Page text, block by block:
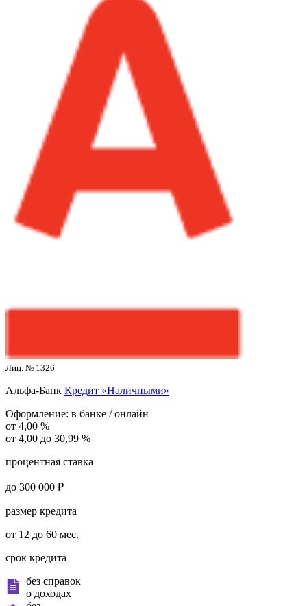
Лиц. № 1326
Альфа-Банк Кредит «Наличными»
Оформление: в банке / онлайн
от 4,00 %
от 4,00 до 30,99 %
процентная ставка
до 300 000 ₽
размер кредита
от 12 до 60 мес.
срок кредита
без справок
о доходах